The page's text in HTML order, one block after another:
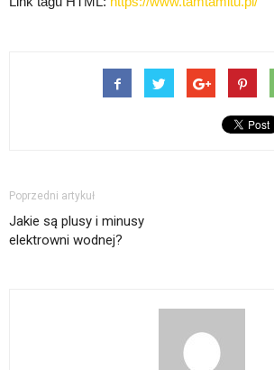
Poprzedni artykuł
Jakie są plusy i minusy
elektrowni wodnej?